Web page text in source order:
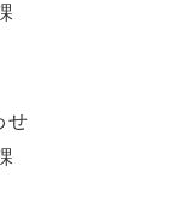
せ